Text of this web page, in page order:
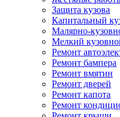
Защита кузова
Капитальный
Малярно-
Мелкий
Ремонт
Ремонт бампера
Ремонт вмятин
Ремонт дверей
Ремонт капота
Ремонт